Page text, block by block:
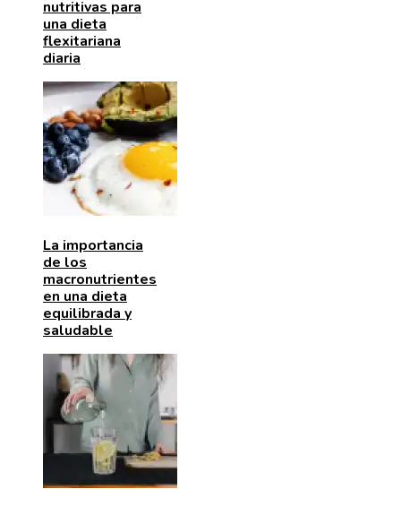
nutritivas para
una dieta
flexitariana
diaria
La importancia
de los
macronutrientes
en una dieta
equilibrada y
saludable